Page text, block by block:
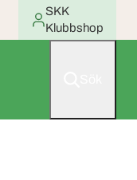
SKK
Klubbshop